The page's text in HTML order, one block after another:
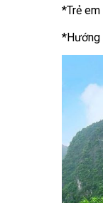
*Trẻ
*Hướng